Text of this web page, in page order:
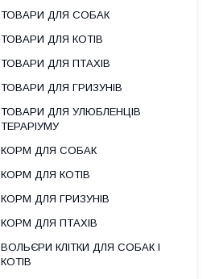
ТОВАРИ ДЛЯ СОБАК
ТОВАРИ ДЛЯ КОТІВ
ТОВАРИ ДЛЯ ПТАХІВ
ТОВАРИ ДЛЯ ГРИЗУНІВ
ТОВАРИ ДЛЯ УЛЮБЛЕНЦІВ
ТЕРАРІУМУ
КОРМ ДЛЯ СОБАК
КОРМ ДЛЯ КОТІВ
КОРМ ДЛЯ ГРИЗУНІВ
КОРМ ДЛЯ ПТАХІВ
ВОЛЬЄРИ КЛІТКИ ДЛЯ СОБАК І
КОТІВ